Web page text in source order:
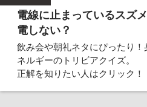
電線に止まっているスズ
電しない？
飲み会や朝礼ネタにぴったり
ネルギーのトリビアクイズ。
正解を知りたい人はクリック！